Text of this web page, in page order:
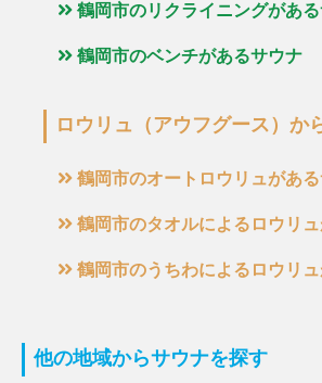
鶴岡市のリクライニングがあ
鶴岡市のベンチがあるサウナ
ロウリュ（アウフグース）か
鶴岡市のオートロウリュがあ
鶴岡市のタオルによるロウリ
鶴岡市のうちわによるロウリ
他の地域からサウナを探す